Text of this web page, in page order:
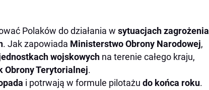
Polaków do działania w sytuacjach zagrożenia
. Jak zapowiada Ministerstwo Obrony Narodowej,
wojskowych na terenie całego kraju,
Obrony Terytorialnej.
i potrwają w formule pilotażu do końca roku.